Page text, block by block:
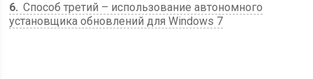
6 Способ третий – использование автономного
установщика обновлений для Windows 7